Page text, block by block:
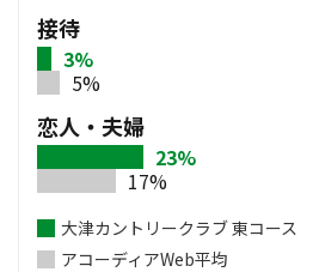
接待
3%
5%
恋人・夫婦
23%
17%
大津カントリークラブ 東コース
アコーディアWeb平均